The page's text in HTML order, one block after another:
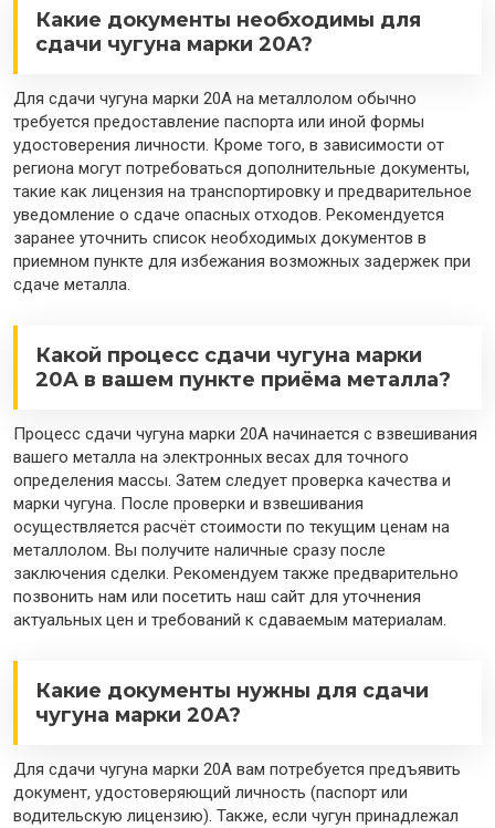
Какие документы необходимы для
сдачи чугуна марки 20A?
Для сдачи чугуна марки 20A на металлолом обычно
требуется предоставление паспорта или иной формы
удостоверения личности. Кроме того, в зависимости от
региона могут потребоваться дополнительные документы,
такие как лицензия на транспортировку и предварительное
уведомление о сдаче опасных отходов. Рекомендуется
заранее уточнить список необходимых документов в
приемном пункте для избежания возможных задержек при
сдаче металла.
Какой процесс сдачи чугуна марки
20A в вашем пункте приёма металла?
Процесс сдачи чугуна марки 20A начинается с взвешивания
вашего металла на электронных весах для точного
определения массы. Затем следует проверка качества и
марки чугуна. После проверки и взвешивания
осуществляется расчёт стоимости по текущим ценам на
металлолом. Вы получите наличные сразу после
заключения сделки. Рекомендуем также предварительно
позвонить нам или посетить наш сайт для уточнения
актуальных цен и требований к сдаваемым материалам.
Какие документы нужны для сдачи
чугуна марки 20A?
Для сдачи чугуна марки 20A вам потребуется предъявить
документ, удостоверяющий личность (паспорт или
водительскую лицензию). Также, если чугун принадлежал